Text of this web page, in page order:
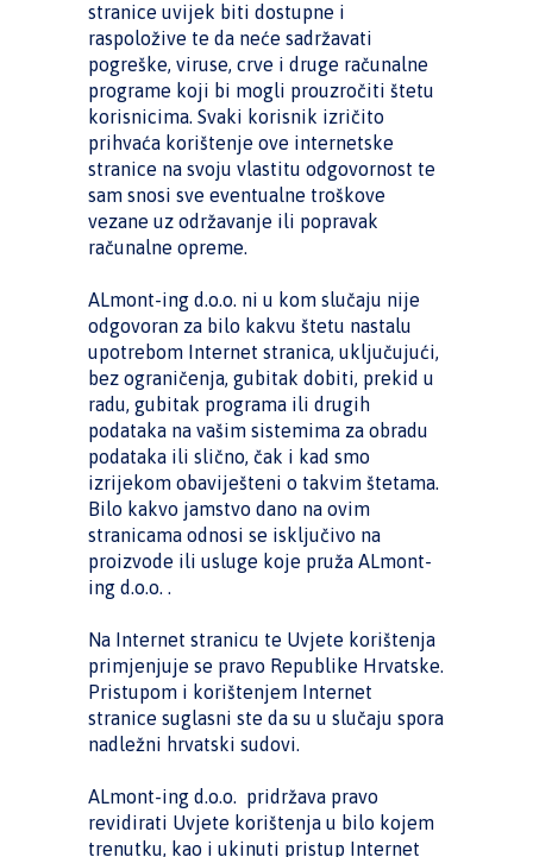
stranice uvijek biti dostupne i
raspoložive te da neće sadržavati
pogreške, viruse, crve i druge računalne
programe koji bi mogli prouzročiti štetu
korisnicima. Svaki korisnik izričito
prihvaća korištenje ove internetske
stranice na svoju vlastitu odgovornost te
sam snosi sve eventualne troškove
vezane uz održavanje ili popravak
računalne opreme.
ALmont-ing d.o.o. ni u kom slučaju nije
odgovoran za bilo kakvu štetu nastalu
upotrebom Internet stranica, uključujući,
bez ograničenja, gubitak dobiti, prekid u
radu, gubitak programa ili drugih
podataka na vašim sistemima za obradu
podataka ili slično, čak i kad smo
izrijekom obaviješteni o takvim štetama.
Bilo kakvo jamstvo dano na ovim
stranicama odnosi se isključivo na
proizvode ili usluge koje pruža ALmont-
ing d.o.o. .
Na Internet stranicu te Uvjete korištenja
primjenjuje se pravo Republike Hrvatske.
Pristupom i korištenjem Internet
stranice suglasni ste da su u slučaju spora
nadležni hrvatski sudovi.
ALmont-ing d.o.o. pridržava pravo
revidirati Uvjete korištenja u bilo kojem
trenutku, kao i ukinuti pristup Internet